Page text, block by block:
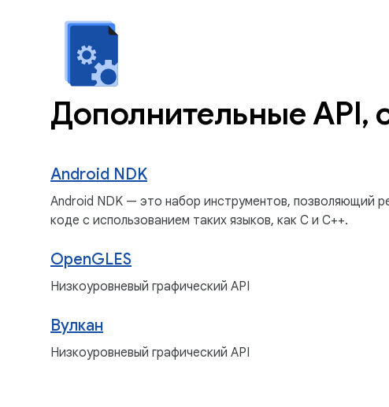
Дополнительные API,
Android NDK
Android NDK — это набор инструментов, позволяющий
коде с использованием таких языков, как C и C++.
OpenGLES
Низкоуровневый графический API
Вулкан
Низкоуровневый графический API